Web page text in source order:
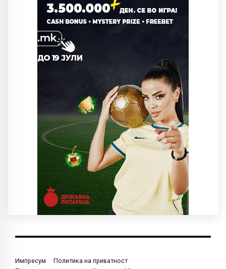
Импресум
Политика на приватност